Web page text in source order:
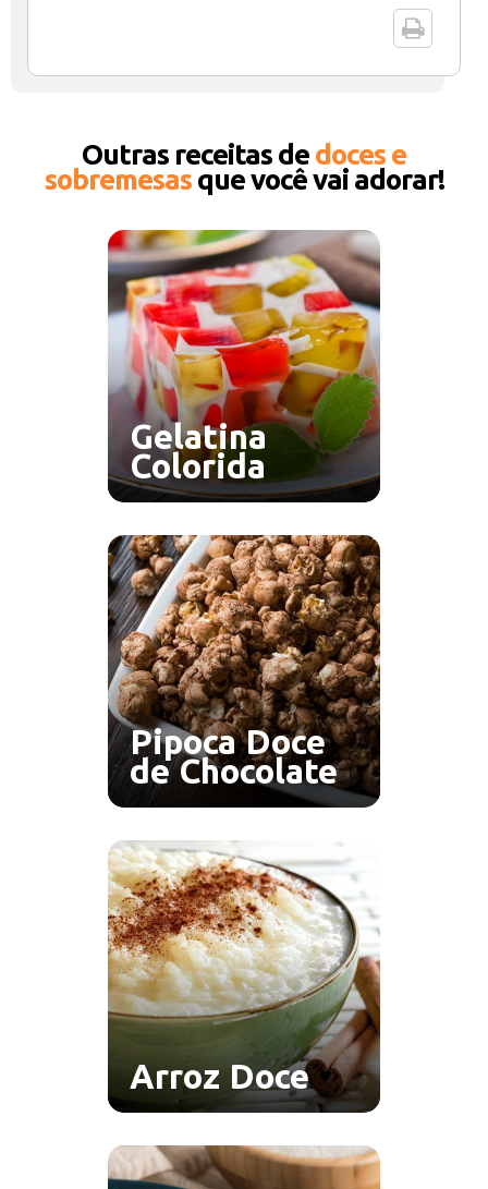
Outras receitas de doces e
sobremesasque você vai adorar!
Gelatina
Colorida
Pipoca Doce
de Chocolate
Arroz Doce